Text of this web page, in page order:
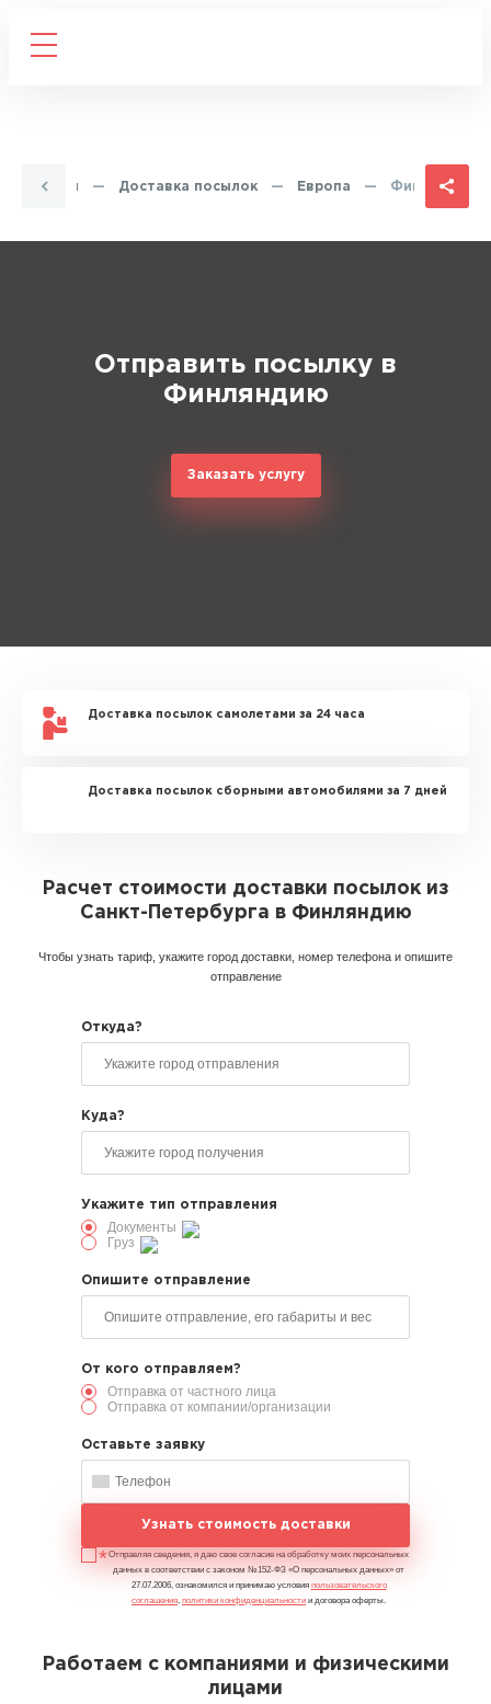
Главная — Доставка посылок — Европа — Финляндия
Отправить посылку в
Финляндию
Заказать услугу
Доставка посылок самолетами за 24 часа
Доставка посылок сборными автомобилями за 7 дней
Расчет стоимости доставки посылок из
Санкт-Петербурга в Финляндию
Чтобы узнать тариф, укажите город доставки, номер телефона и опишите
отправление
Откуда?
Куда?
Укажите тип отправления
Документы
Груз
Опишите отправление
От кого отправляем?
Отправка от частного лица
Отправка от компании/организации
Оставьте заявку
Узнать стоимость доставки
Отправляя сведения, я даю свое согласие на обработку моих персональных
данных в соответствии с законом №152-ФЗ «О персональных данных» от
27.07.2006, ознакомился и принимаю условия пользовательского
соглашения, политики конфиденциальности и договора оферты.
Работаем с компаниями и физическими
лицами